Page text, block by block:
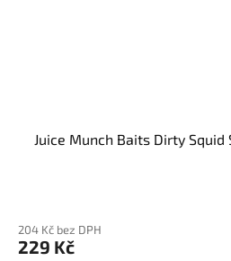
Juice Munch Baits Dirty
204 Kč bez DPH
229 Kč